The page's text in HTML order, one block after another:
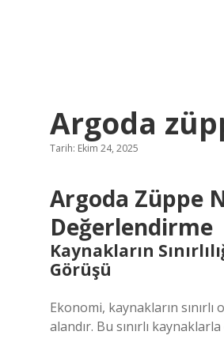
Argoda
Tarih: Ekim 24, 2025
Argoda Züppe
Değerlendirme
Kaynakların
Görüşü
Ekonomi, kaynakların
alandır. Bu sınırlı